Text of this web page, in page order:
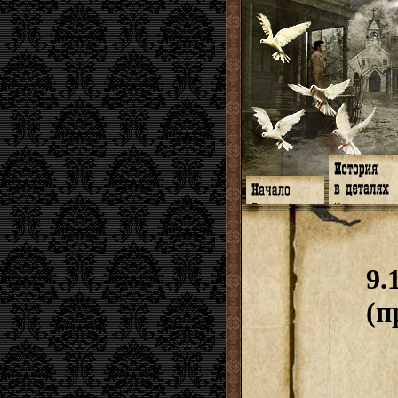
Главная
Программа
Форум
Facebook
Гостевая
Книги
Галереи
Музыка
Видео
Субтитры
Заметки
Мысли
Откровение
Истоки